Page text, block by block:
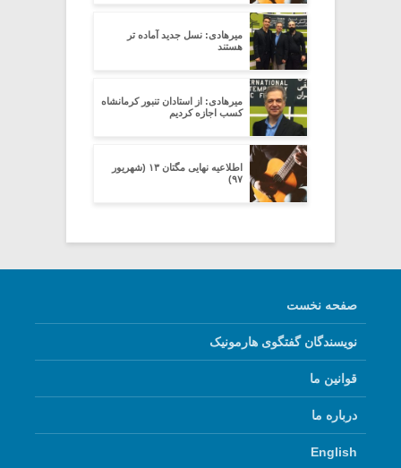
میرهادی: نسل جدید آماده تر
هستند
میرهادی: از استادان تنبور کرمانشاه
کسب اجازه کردیم
اطلاعیه نهایی مگتان ۱۳ (شهریور
۹۷)
صفحه نخست
نویسندگان گفتگوی هارمونیک
قوانین ما
درباره ما
English